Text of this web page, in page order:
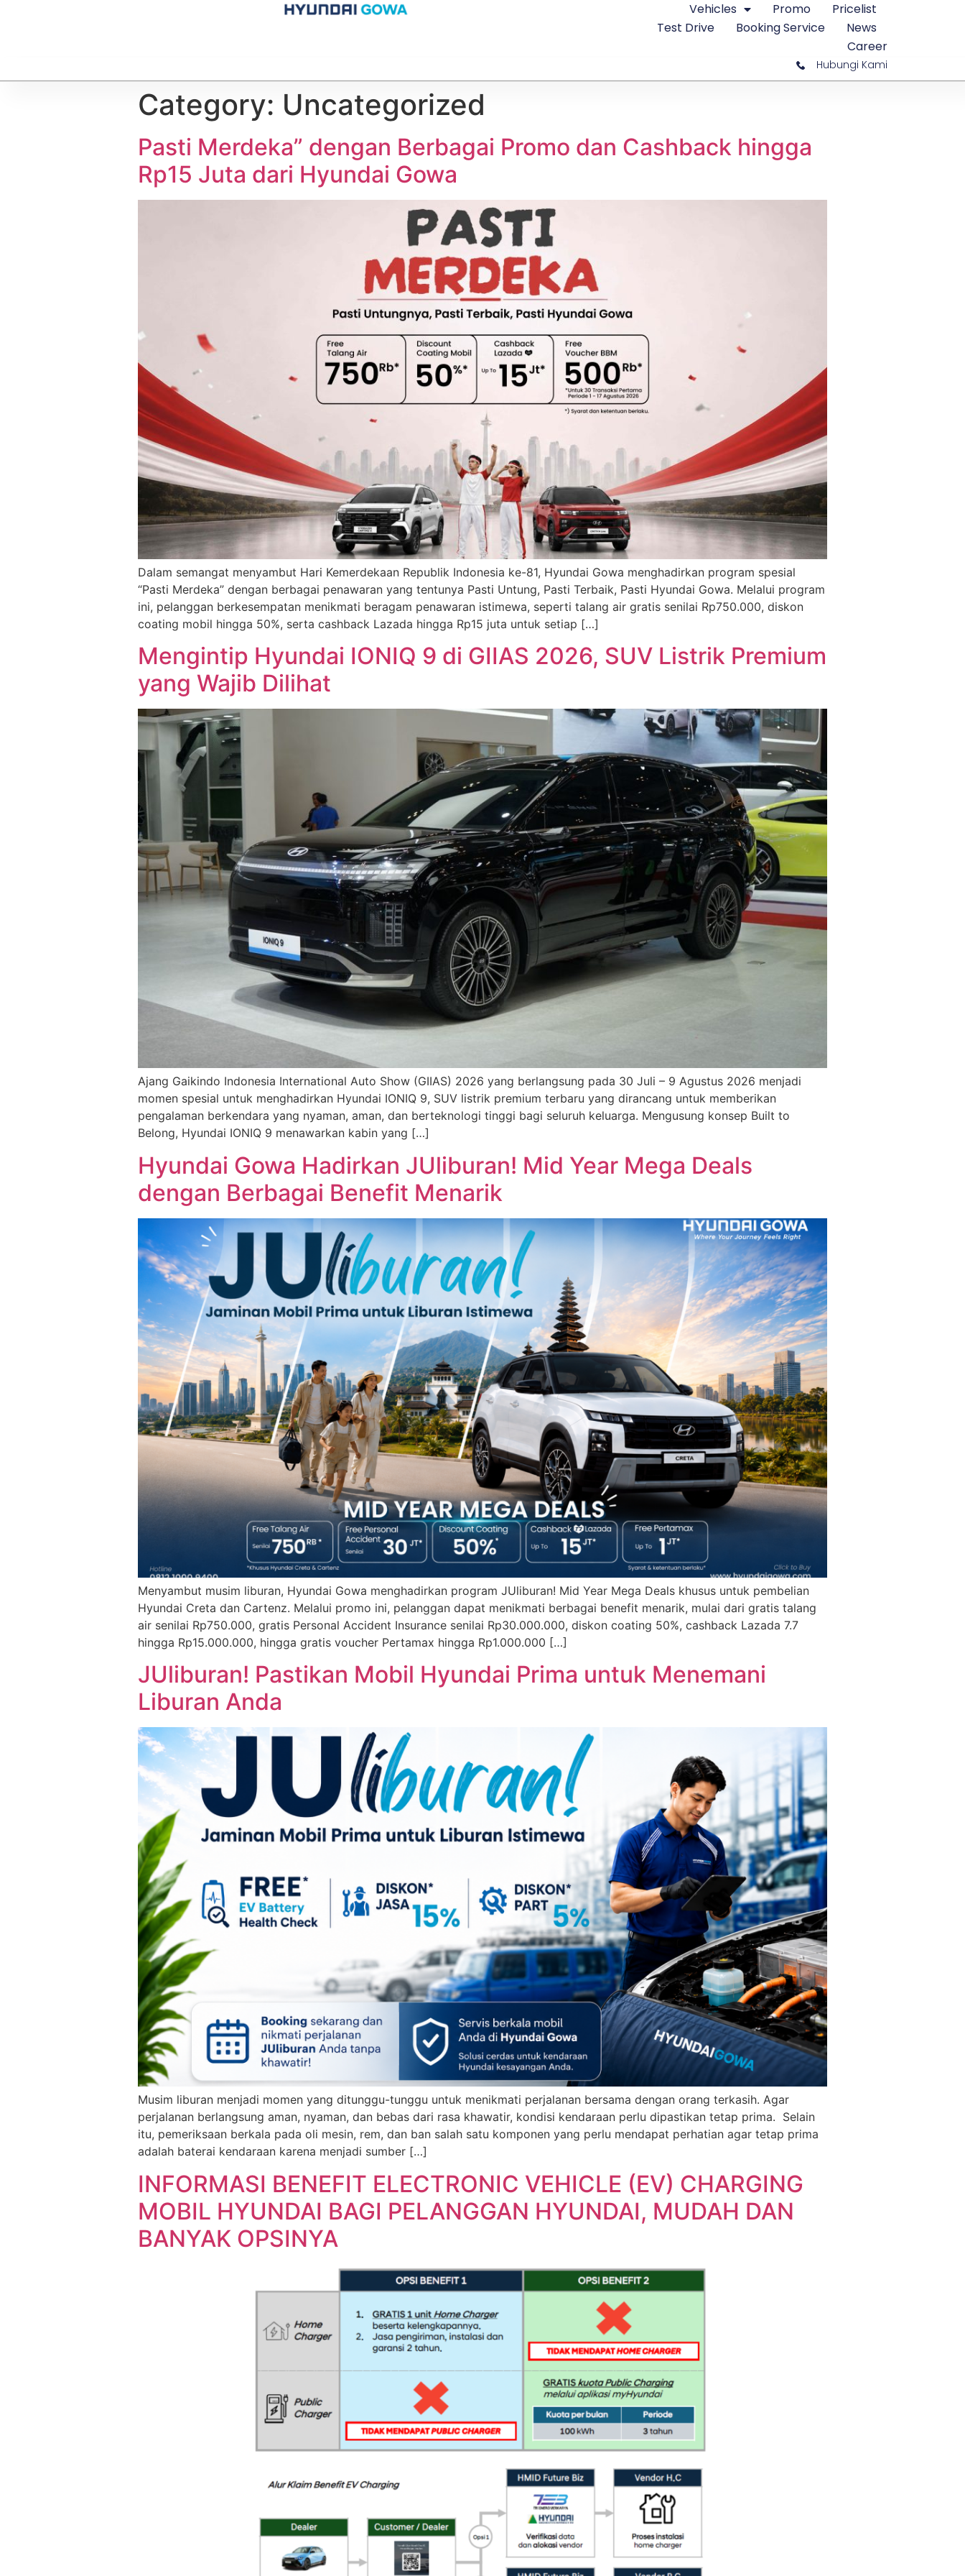
Hubungi Kami
Vehicles Promo
Pricelist
Test Drive
Booking Service
News
Career
Category: Uncategorized
Pasti Merdeka” dengan Berbagai Promo dan Cashback hingga
Rp15 Juta dari Hyundai Gowa
Dalam semangat menyambut Hari Kemerdekaan Republik Indonesia ke-81, Hyundai Gowa menghadirkan program spesial
“Pasti Merdeka” dengan berbagai penawaran yang tentunya Pasti Untung, Pasti Terbaik, Pasti Hyundai Gowa. Melalui program
ini, pelanggan berkesempatan menikmati beragam penawaran istimewa, seperti talang air gratis senilai Rp750.000, diskon
coating mobil hingga 50%, serta cashback Lazada hingga Rp15 juta untuk setiap […]
Mengintip Hyundai IONIQ 9 di GIIAS 2026, SUV Listrik Premium
yang Wajib Dilihat
Ajang Gaikindo Indonesia International Auto Show (GIIAS) 2026 yang berlangsung pada 30 Juli – 9 Agustus 2026 menjadi
momen spesial untuk menghadirkan Hyundai IONIQ 9, SUV listrik premium terbaru yang dirancang untuk memberikan
pengalaman berkendara yang nyaman, aman, dan berteknologi tinggi bagi seluruh keluarga. Mengusung konsep Built to
Belong, Hyundai IONIQ 9 menawarkan kabin yang […]
Hyundai Gowa Hadirkan JUliburan! Mid Year Mega Deals
dengan Berbagai Benefit Menarik
Menyambut musim liburan, Hyundai Gowa menghadirkan program JUliburan! Mid Year Mega Deals khusus untuk pembelian
Hyundai Creta dan Cartenz. Melalui promo ini, pelanggan dapat menikmati berbagai benefit menarik, mulai dari gratis talang
air senilai Rp750.000, gratis Personal Accident Insurance senilai Rp30.000.000, diskon coating 50%, cashback Lazada 7.7
hingga Rp15.000.000, hingga gratis voucher Pertamax hingga Rp1.000.000 […]
JUliburan! Pastikan Mobil Hyundai Prima untuk Menemani
Liburan Anda
Musim liburan menjadi momen yang ditunggu-tunggu untuk menikmati perjalanan bersama dengan orang terkasih. Agar
perjalanan berlangsung aman, nyaman, dan bebas dari rasa khawatir, kondisi kendaraan perlu dipastikan tetap prima. Selain
itu, pemeriksaan berkala pada oli mesin, rem, dan ban salah satu komponen yang perlu mendapat perhatian agar tetap prima
adalah baterai kendaraan karena menjadi sumber […]
INFORMASI BENEFIT ELECTRONIC VEHICLE (EV) CHARGING
MOBIL HYUNDAI BAGI PELANGGAN HYUNDAI, MUDAH DAN
BANYAK OPSINYA